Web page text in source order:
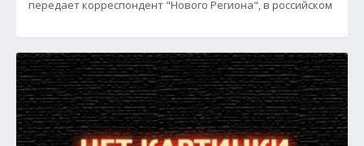
передает корреспондент "Нового Региона", в российском